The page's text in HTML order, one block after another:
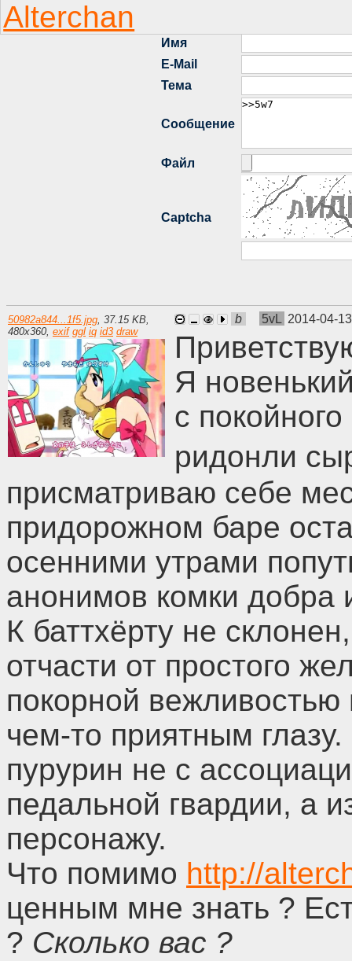
50982a844...1f5.jpg, 37.15 KB,
480x360, exif ggl iq id3 draw
b 5vL 2014-04-
Я
с
ридонли
присматриваю себе
придорожном баре
осенними утрами
анонимов комки добра
К баттхёрту не
отчасти от простого
покорной вежливостью
чем-то приятным
пурурин не с
педальной гвардии, а
персонажу.
Что помимо http://
ценным мне знать ?
? Сколько вас ?